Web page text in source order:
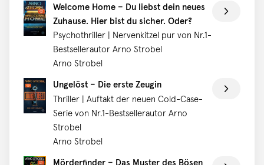
in jener Nacht jemand Zutritt zum Haus verschaffen? Und
wenn ja, warum hat die App nicht sofort den Alarm
ausgelöst? Hendrik fühlt sich mehr und mehr
beobachtet. Zu recht, denn nicht nur die App weiß, wo
er wohnt … »Bei Arno Strobels Thrillern brauchen Sie
kein Lesezeichen, man kann sie sowieso nicht aus der
Hand legen. Packend und nervenzerreißend!« Sebastian
Fitzek
Welcome Home – Du liebst dein neues
Zuhause. Hier bist du sicher. Oder?
Psychothriller | Nervenkitzel pur von Nr.1-
Bestsellerautor Arno Strobel
Arno Strobel
Ungelöst – Die erste Zeugin
Thriller | Auftakt der neuen Cold-Case-
Serie von Nr.1-Bestsellerautor Arno
Strobel
Arno Strobel
Mörderfinder – Das Muster des Bösen